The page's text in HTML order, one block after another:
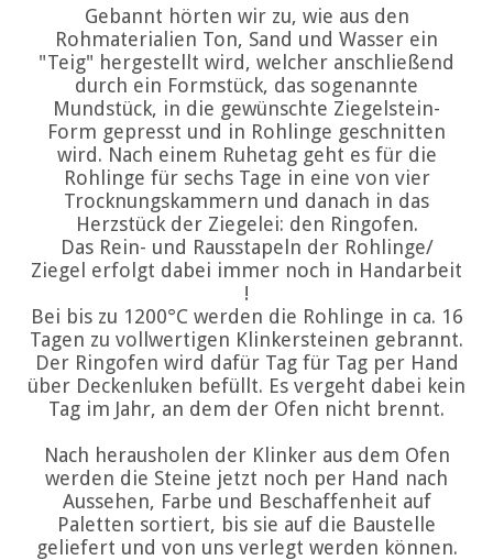
Gebannt hörten wir zu, wie aus den
Rohmaterialien Ton, Sand und Wasser ein
"Teig" hergestellt wird, welcher anschließend
durch ein Formstück, das sogenannte
Mundstück, in die gewünschte Ziegelstein-
Form gepresst und in Rohlinge geschnitten
wird. Nach einem Ruhetag geht es für die
Rohlinge für sechs Tage in eine von vier
Trocknungskammern und danach in das
Herzstück der Ziegelei: den Ringofen.
Das Rein- und Rausstapeln der Rohlinge/
Ziegel erfolgt dabei immer noch in Handarbeit
!
Bei bis zu 1200°C werden die Rohlinge in ca. 16
Tagen zu vollwertigen Klinkersteinen gebrannt.
Der Ringofen wird dafür Tag für Tag per Hand
über Deckenluken befüllt. Es vergeht dabei kein
Tag im Jahr, an dem der Ofen nicht brennt.
Nach herausholen der Klinker aus dem Ofen
werden die Steine jetzt noch per Hand nach
Aussehen, Farbe und Beschaffenheit auf
Paletten sortiert, bis sie auf die Baustelle
geliefert und von uns verlegt werden können.